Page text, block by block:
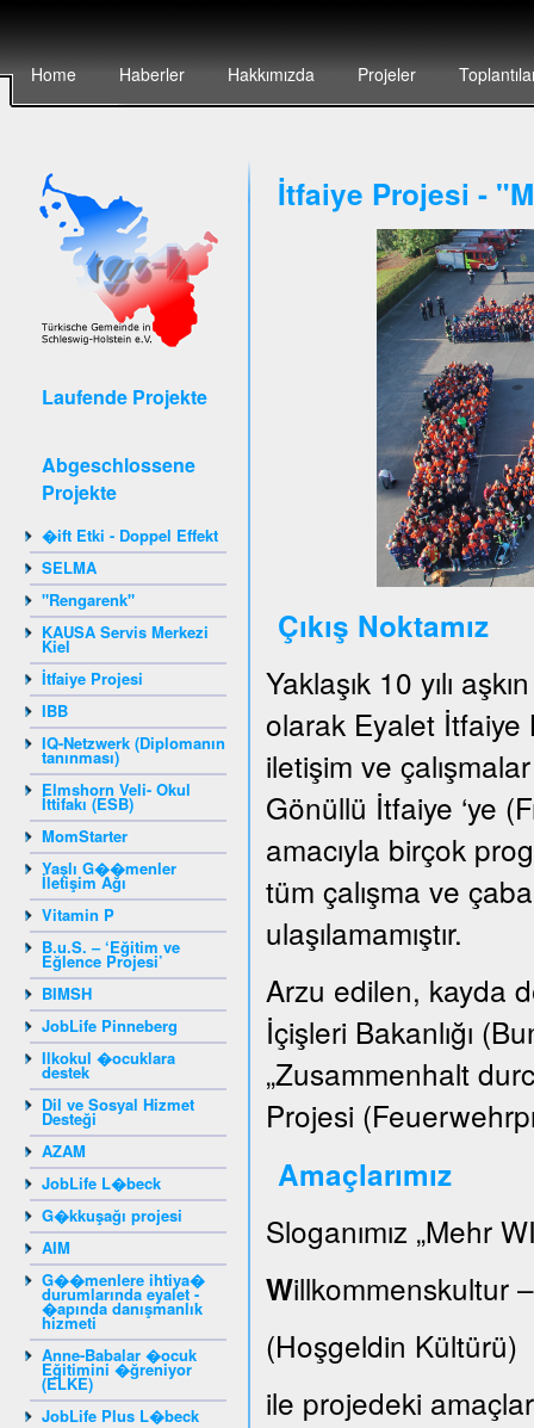
Home Haberler Hakkımızda Projeler
Laufende Projekte
Abgeschlossene
Projekte
�ift Etki - Doppel Effekt
SELMA
"Rengarenk"
KAUSA Servis Merkezi
Kiel
İtfaiye Projesi
IBB
IQ-Netzwerk (Diplomanın
tanınması)
Elmshorn Veli- Okul
İttifakı (ESB)
MomStarter
Yaşlı G��menler
İletişim Ağı
Vitamin P
B.u.S. – ‘Eğitim ve
Eğlence Projesi’
BIMSH
JobLife Pinneberg
Ilkokul �ocuklara
destek
Dil ve Sosyal Hizmet
Desteği
AZAM
JobLife L�beck
G�kkuşağı projesi
AIM
G��menlere ihtiya�
durumlarında eyalet -
�apında danışmanlık
hizmeti
Anne-Babalar �ocuk
Eğitimini �ğreniyor
(ELKE)
JobLife Plus L�beck
İtfaiye Projesi -
Çıkış Noktamız
Yaklaşık 10 yılı
olarak Eyalet
iletişim ve
Gönüllü İtfaiye ‘ye
amacıyla birçok
tüm çalışma ve
ulaşılamamıştır.
Arzu edilen, kayda
İçişleri Bakanlığı
„Zusammenhalt
Projesi
Amaçlarımız
Sloganımız „Mehr
Willkommenskultur
(Hoşgeldin
ile projedeki